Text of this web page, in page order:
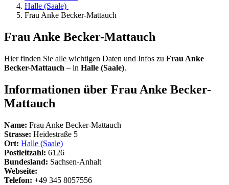
Halle (Saale)
Frau Anke Becker-Mattauch
Frau Anke Becker-Mattauch
Hier finden Sie alle wichtigen Daten und Infos zu Frau Anke
Becker-Mattauch – in Halle (Saale).
Informationen über Frau Anke Becker-
Mattauch
Name: Frau Anke Becker-Mattauch
Strasse: Heidestraße 5
Ort: Halle (Saale)
Postleitzahl: 6126
Bundesland: Sachsen-Anhalt
Webseite:
Telefon: +49 345 8057556